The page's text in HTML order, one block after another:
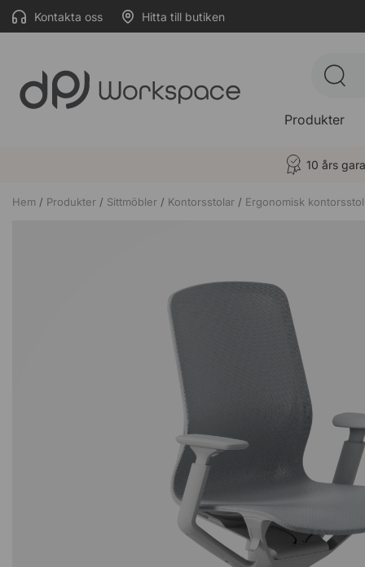
Kontakta oss Hitta till butiken
Produkter
10 års
Hem Produkter Sittmöbler Kontorsstolar Ergonomisk kontorsstol